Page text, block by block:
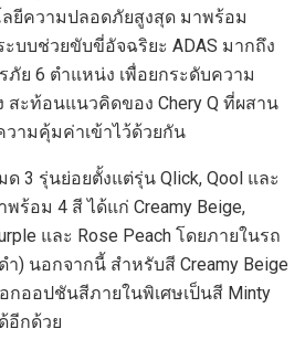
ยีความปลอดภัยสูงสุด มาพร้อม
บบช่วยขับขี่อัจฉริยะ ADAS มากถึง
ย 6 ตำแหน่ง เพื่อยกระดับความ
สะท้อนแนวคิดของ Chery Q ที่ผสาน
ามคุ้มค่าเข้าไว้ด้วยกัน
ด 3 รุ่นย่อยตั้งแต่รุ่น Qlick, Qool และ
พร้อม 4 สี ได้แก่ Creamy Beige,
และ Rose Peach โดยภายในรถ
ำ) นอกจากนี้ สำหรับสี Creamy Beige
กออปชันสีภายในพิเศษเป็นสี Minty
อีกด้วย